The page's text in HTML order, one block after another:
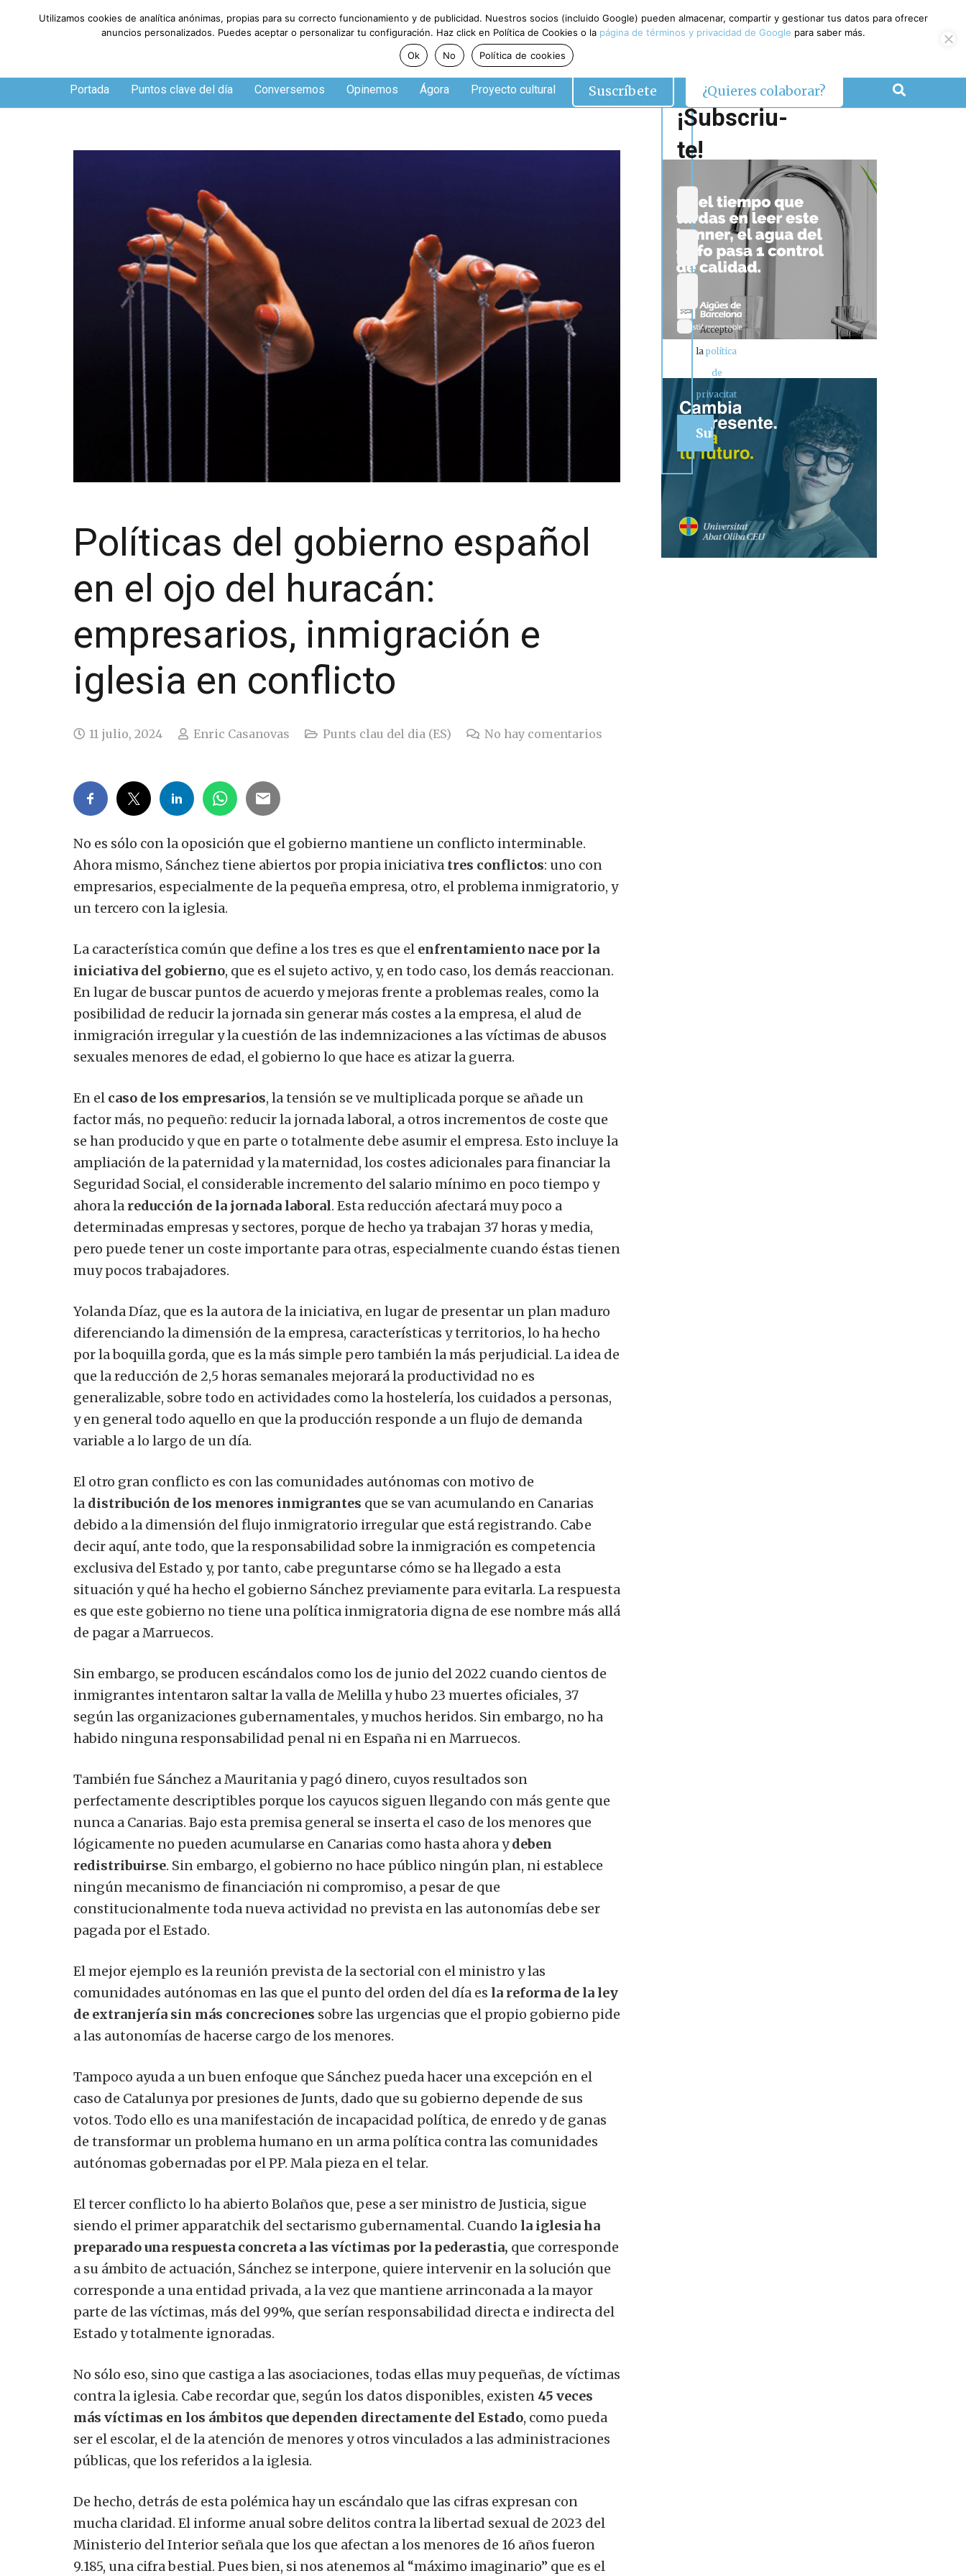
Viernes, 7 de agosto de 2026
Portada Puntos clave del día Conversemos Opinemos Ágora Proyecto cultural Suscríbete ¿Quieres colaborar?
Políticas del gobierno español
en el ojo del huracán:
empresarios, inmigración e
iglesia en conflicto
11 julio, 2024 Enric Casanovas Punts clau del dia (ES) No hay comentarios
No es sólo con la oposición que el gobierno mantiene un conflicto interminable.
Ahora mismo, Sánchez tiene abiertos por propia iniciativa tres conflictos: uno con
empresarios, especialmente de la pequeña empresa, otro, el problema inmigratorio, y
un tercero con la iglesia.
La característica común que define a los tres es que el enfrentamiento nace por la
iniciativa del gobierno, que es el sujeto activo, y, en todo caso, los demás reaccionan.
En lugar de buscar puntos de acuerdo y mejoras frente a problemas reales, como la
posibilidad de reducir la jornada sin generar más costes a la empresa, el alud de
inmigración irregular y la cuestión de las indemnizaciones a las víctimas de abusos
sexuales menores de edad, el gobierno lo que hace es atizar la guerra.
En el caso de los empresarios, la tensión se ve multiplicada porque se añade un
factor más, no pequeño: reducir la jornada laboral, a otros incrementos de coste que
se han producido y que en parte o totalmente debe asumir el empresa. Esto incluye la
ampliación de la paternidad y la maternidad, los costes adicionales para financiar la
Seguridad Social, el considerable incremento del salario mínimo en poco tiempo y
ahora la reducción de la jornada laboral. Esta reducción afectará muy poco a
determinadas empresas y sectores, porque de hecho ya trabajan 37 horas y media,
pero puede tener un coste importante para otras, especialmente cuando éstas tienen
muy pocos trabajadores.
Yolanda Díaz, que es la autora de la iniciativa, en lugar de presentar un plan maduro
diferenciando la dimensión de la empresa, características y territorios, lo ha hecho
por la boquilla gorda, que es la más simple pero también la más perjudicial. La idea de
que la reducción de 2,5 horas semanales mejorará la productividad no es
generalizable, sobre todo en actividades como la hostelería, los cuidados a personas,
y en general todo aquello en que la producción responde a un flujo de demanda
variable a lo largo de un día.
El otro gran conflicto es con las comunidades autónomas con motivo de
la distribución de los menores inmigrantes que se van acumulando en Canarias
debido a la dimensión del flujo inmigratorio irregular que está registrando. Cabe
decir aquí, ante todo, que la responsabilidad sobre la inmigración es competencia
exclusiva del Estado y, por tanto, cabe preguntarse cómo se ha llegado a esta
situación y qué ha hecho el gobierno Sánchez previamente para evitarla. La respuesta
es que este gobierno no tiene una política inmigratoria digna de ese nombre más allá
de pagar a Marruecos.
Sin embargo, se producen escándalos como los de junio del 2022 cuando cientos de
inmigrantes intentaron saltar la valla de Melilla y hubo 23 muertes oficiales, 37
según las organizaciones gubernamentales, y muchos heridos. Sin embargo, no ha
habido ninguna responsabilidad penal ni en España ni en Marruecos.
También fue Sánchez a Mauritania y pagó dinero, cuyos resultados son
perfectamente descriptibles porque los cayucos siguen llegando con más gente que
nunca a Canarias. Bajo esta premisa general se inserta el caso de los menores que
lógicamente no pueden acumularse en Canarias como hasta ahora ydeben
redistribuirse. Sin embargo, el gobierno no hace público ningún plan, ni establece
ningún mecanismo de financiación ni compromiso, a pesar de que
constitucionalmente toda nueva actividad no prevista en las autonomías debe ser
pagada por el Estado.
El mejor ejemplo es la reunión prevista de la sectorial con el ministro y las
comunidades autónomas en las que el punto del orden del día es la reforma de la ley
de extranjería sin más concreciones sobre las urgencias que el propio gobierno pide
a las autonomías de hacerse cargo de los menores.
Tampoco ayuda a un buen enfoque que Sánchez pueda hacer una excepción en el
caso de Catalunya por presiones de Junts, dado que su gobierno depende de sus
votos. Todo ello es una manifestación de incapacidad política, de enredo y de ganas
de transformar un problema humano en un arma política contra las comunidades
autónomas gobernadas por el PP. Mala pieza en el telar.
El tercer conflicto lo ha abierto Bolaños que, pese a ser ministro de Justicia, sigue
siendo el primer apparatchik del sectarismo gubernamental. Cuando la iglesia ha
preparado una respuesta concreta a las víctimas por la pederastia, que corresponde
a su ámbito de actuación, Sánchez se interpone, quiere intervenir en la solución que
corresponde a una entidad privada, a la vez que mantiene arrinconada a la mayor
parte de las víctimas, más del 99%, que serían responsabilidad directa e indirecta del
Estado y totalmente ignoradas.
No sólo eso, sino que castiga a las asociaciones, todas ellas muy pequeñas, de víctimas
contra la iglesia. Cabe recordar que, según los datos disponibles, existen 45 veces
más víctimas en los ámbitos que dependen directamente del Estado, como pueda
ser el escolar, el de la atención de menores y otros vinculados a las administraciones
públicas, que los referidos a la iglesia.
De hecho, detrás de esta polémica hay un escándalo que las cifras expresan con
mucha claridad. El informe anual sobre delitos contra la libertad sexual de 2023 del
Ministerio del Interior señala que los que afectan a los menores de 16 años fueron
9.185, una cifra bestial. Pues bien, si nos atenemos al “máximo imaginario” que es el
¡Subscriu-
te!
Accepto
lapolítica
de
privacitat
Utilizamos cookies de analítica anónimas, propias para su correcto funcionamiento y de publicidad. Nuestros socios (incluido Google) pueden almacenar, compartir y gestionar tus datos para ofrecer
anuncios personalizados. Puedes aceptar o personalizar tu configuración. Haz click en Política de Cookies o la página de términos y privacidad de Google para saber más.
Ok
No Política de cookies